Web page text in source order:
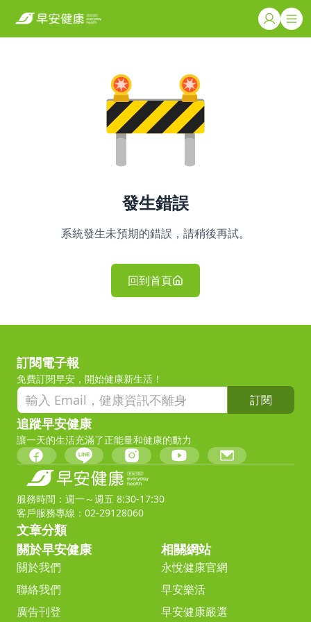
發生錯誤
系統發生未預期的錯誤，請稍後再試。
回到首頁
訂閱電子報
免費訂閱早安，開始健康新生活！
訂閱
追蹤早安健康
讓一天的生活充滿了正能量和健康的動力
服務時間：週一～週五 8:30-17:30
客戶服務專線：02-29128060
文章分類
關於早安健康
關於我們
聯絡我們
廣告刊登
相關網站
永悅健康官網
早安樂活
早安健康嚴選